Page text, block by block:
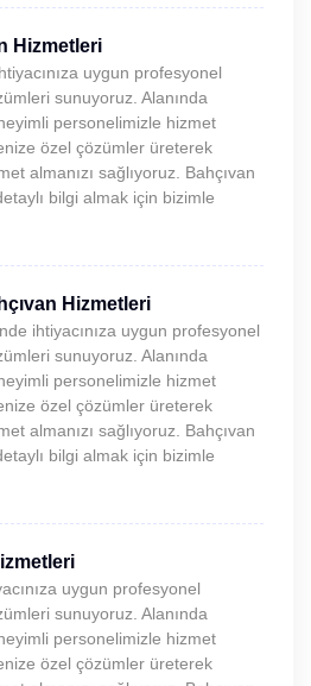
Hizmetleri
uygun profesyonel
sunuyoruz. Alanında
personelimizle hizmet
özel çözümler üreterek
almanızı sağlıyoruz. Bahçıvan
bilgi almak için bizimle
Hizmetleri
ihtiyacınıza uygun profesyonel
sunuyoruz. Alanında
personelimizle hizmet
özel çözümler üreterek
almanızı sağlıyoruz. Bahçıvan
bilgi almak için bizimle
uygun profesyonel
sunuyoruz. Alanında
personelimizle hizmet
özel çözümler üreterek